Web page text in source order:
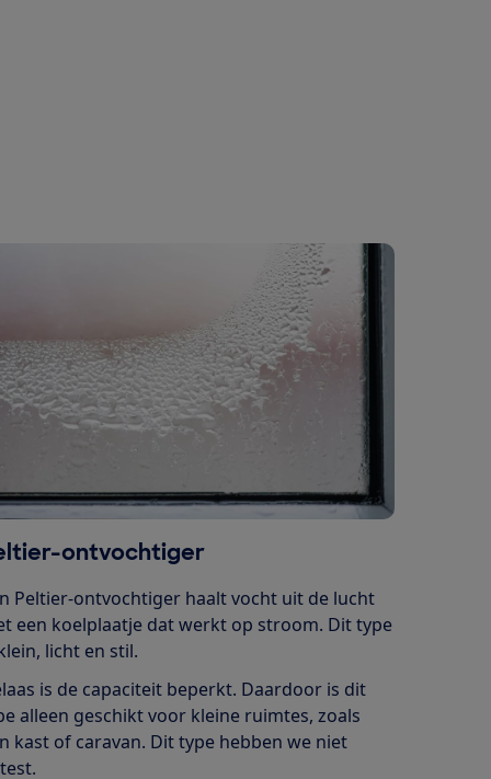
ontvochtiger
Peltier-ontvochtiger haalt vocht uit de lucht
een koelplaatje dat werkt op stroom. Dit type
licht en stil.
is de capaciteit beperkt. Daardoor is dit
alleen geschikt voor kleine ruimtes, zoals
kast of caravan. Dit type hebben we niet